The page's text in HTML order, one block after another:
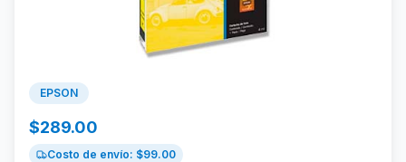
EPSON
$289.00
Costo de envío: $99.00